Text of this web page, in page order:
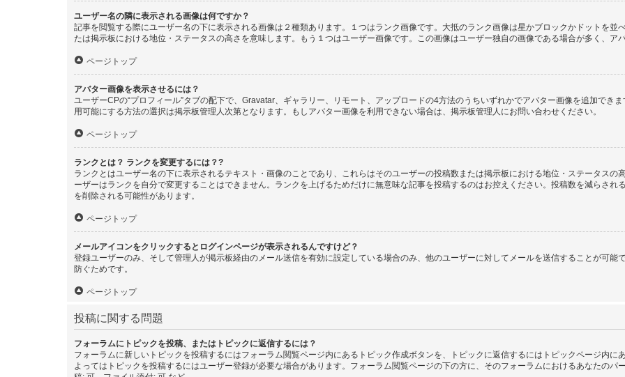
ユーザー名の隣に表示される画像は何ですか？
記事を閲覧する際にユーザー名の下に表示される画像は２種類あります。１つはランク画像です。大抵のランク画像は星かブロックかドットを
たは掲示板における地位・ステータスの高さを意味します。もう１つはユーザー画像です。この画像はユーザー独自の画像である場合が多く、ア
ページトップ
アバター画像を表示させるには？
ユーザーCPの“プロフィール”タブの配下で、Gravatar、ギャラリー、リモート、アップロードの4方法のうちいずれかでアバター画像を追加でき
用可能にする方法の選択は掲示板管理人次第となります。もしアバター画像を利用できない場合は、掲示板管理人にお問い合わせください。
ページトップ
ランクとは？ ランクを変更するには？?
ランクとはユーザー名の下に表示されるテキスト・画像のことであり、これらはそのユーザーの投稿数または掲示板における地位・ステータス
ーザーはランクを自分で変更することはできません。ランクを上げるためだけに無意味な記事を投稿するのはお控えください。投稿数を減らさ
を削除される可能性があります。
ページトップ
メールアイコンをクリックするとログインページが表示されるんですけど？
登録ユーザーのみ、そして管理人が掲示板経由のメール送信を有効に設定している場合のみ、他のユーザーに対してメールを送信することが可
防ぐためです。
ページトップ
投稿に関する問題
フォーラムにトピックを投稿、またはトピックに返信するには？
フォーラムに新しいトピックを投稿するにはフォーラム閲覧ページ内にあるトピック作成ボタンを、トピックに返信するにはトピックページ内に
よってはトピックを投稿するにはユーザー登録が必要な場合があります。フォーラム閲覧ページの下の方に、そのフォーラムにおけるあなたの